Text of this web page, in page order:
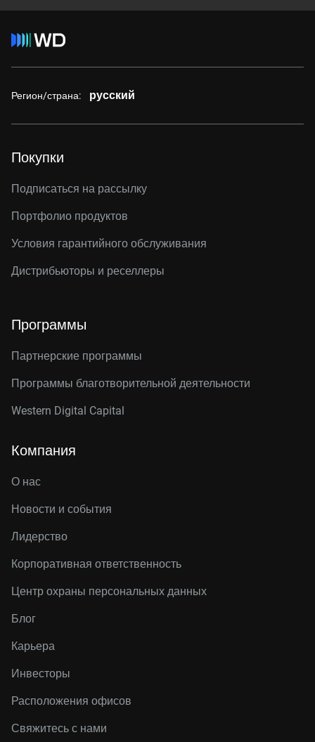
Регион/страна: русский
Покупки
Подписаться на рассылку
Портфолио продуктов
Условия гарантийного обслуживания
Дистрибьюторы и реселлеры
Программы
Партнерские программы
Программы благотворительной деятельности
Western Digital Capital
Компания
О нас
Новости и события
Лидерство
Корпоративная ответственность
Центр охраны персональных данных
Блог
Карьера
Инвесторы
Расположения офисов
Свяжитесь с нами